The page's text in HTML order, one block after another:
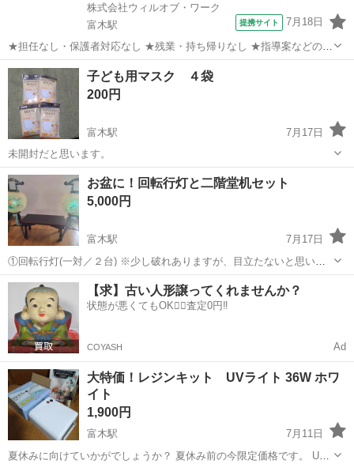
株式会社ウィルオブ・ワーク
富木駅
提携サイト 7月18日
★担任なし・保護者対応なし ★残業・持ち帰りなし ★指導案などの書
類なし 担任保育士さんの補助として、 乳児メインまたはクラスフリー
のお仕事 ※保育園の詳細は、ご応募後に 専任担当よりご案内します！
*お仕事内容：* ...
大阪 高石市 富木駅 保育士
子ども用マスク ４袋
200円
富木駅
7月17日
未開封だと思います。
大阪 堺市 富木駅 その他
お盆に！回転行灯と二階堂机セット
5,000円
富木駅
7月17日
①回転行灯(一対／２台) ※少し破れありますが、目立たないと思いま
す。 ②二階堂机 ※写真で判断して下さい ☆使用頻度少ないですが、
いずれも保管品の為、完璧なチェックしておりません。 ご理解いただ
ける方のみ連絡...
大阪 高石市 富木駅 その他
【求】古い人形譲ってくれませんか？
状態が悪くてもOK🙆‍♀️査定0円‼️
COYASH Ad
大特価！レジンキット UVライト 36W ホワ
イト
1,900円
富木駅
7月11日
夏休みに向けていかがでしょうか？ 夏休み前の今限定価格です。 UV